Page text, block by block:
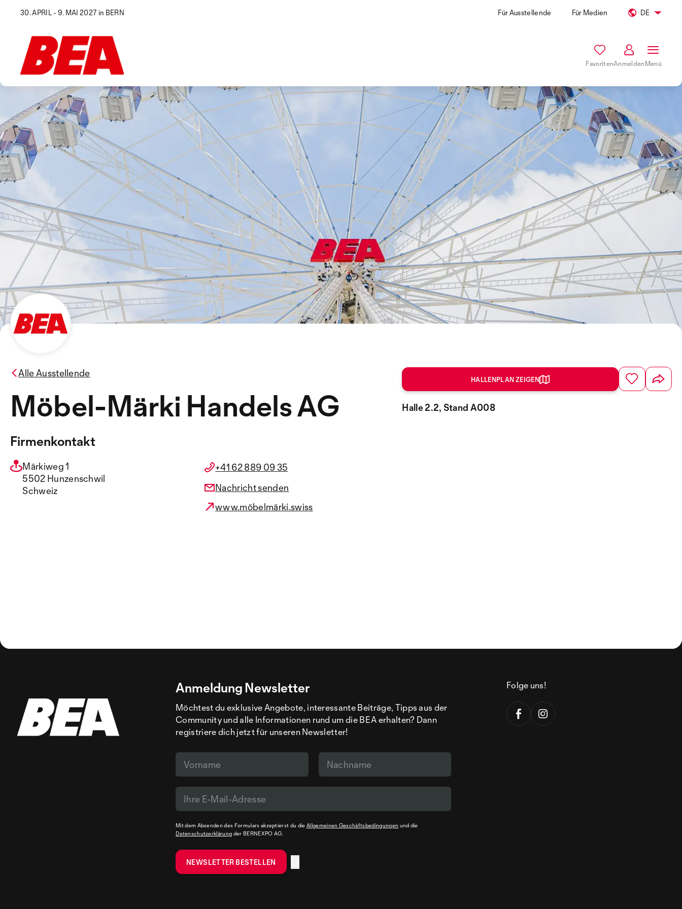
30. APRIL - 9. MAI 2027 in BERN Für Ausstellende Für Medien DE
FavoritenAnmeldenMenü
Alle Ausstellende
Möbel-Märki Handels AG
HALLENPLAN ZEIGEN
Halle 2.2, Stand A008
Firmenkontakt
Märkiweg 1
5502 Hunzenschwil
Schweiz
+41 62 889 09 35
Nachricht senden
www.möbelmärki.swiss
Anmeldung Newsletter
Möchtest du exklusive Angebote, interessante Beiträge, Tipps aus der
Community und alle Informationen rund um die BEA erhalten? Dann
registriere dich jetzt für unseren Newsletter!
Mit dem Absenden des Formulars akzeptierst du die Allgemeinen Geschäftsbedingungen und die
Datenschutzerklärung der BERNEXPO AG.
Folge uns!